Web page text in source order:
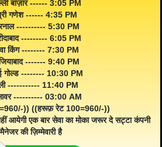
बाज़ार ------ 3:05 PM
गणेश ------ 4:35 PM
---------- 5:30 PM
--------- 6:05 PM
किंग -------- 7:30 PM
------- 9:40 PM
गोल्ड -------- 10:30 PM
----------- 11:40 PM
---------- 03:00 AM
)) ((हरूफ़ रेट 100=960/-))
आयेगी एक बार सेवा का मोका जरूर दे सट्टा कंपनी
मैनेजर की ज़िम्मेवारी है